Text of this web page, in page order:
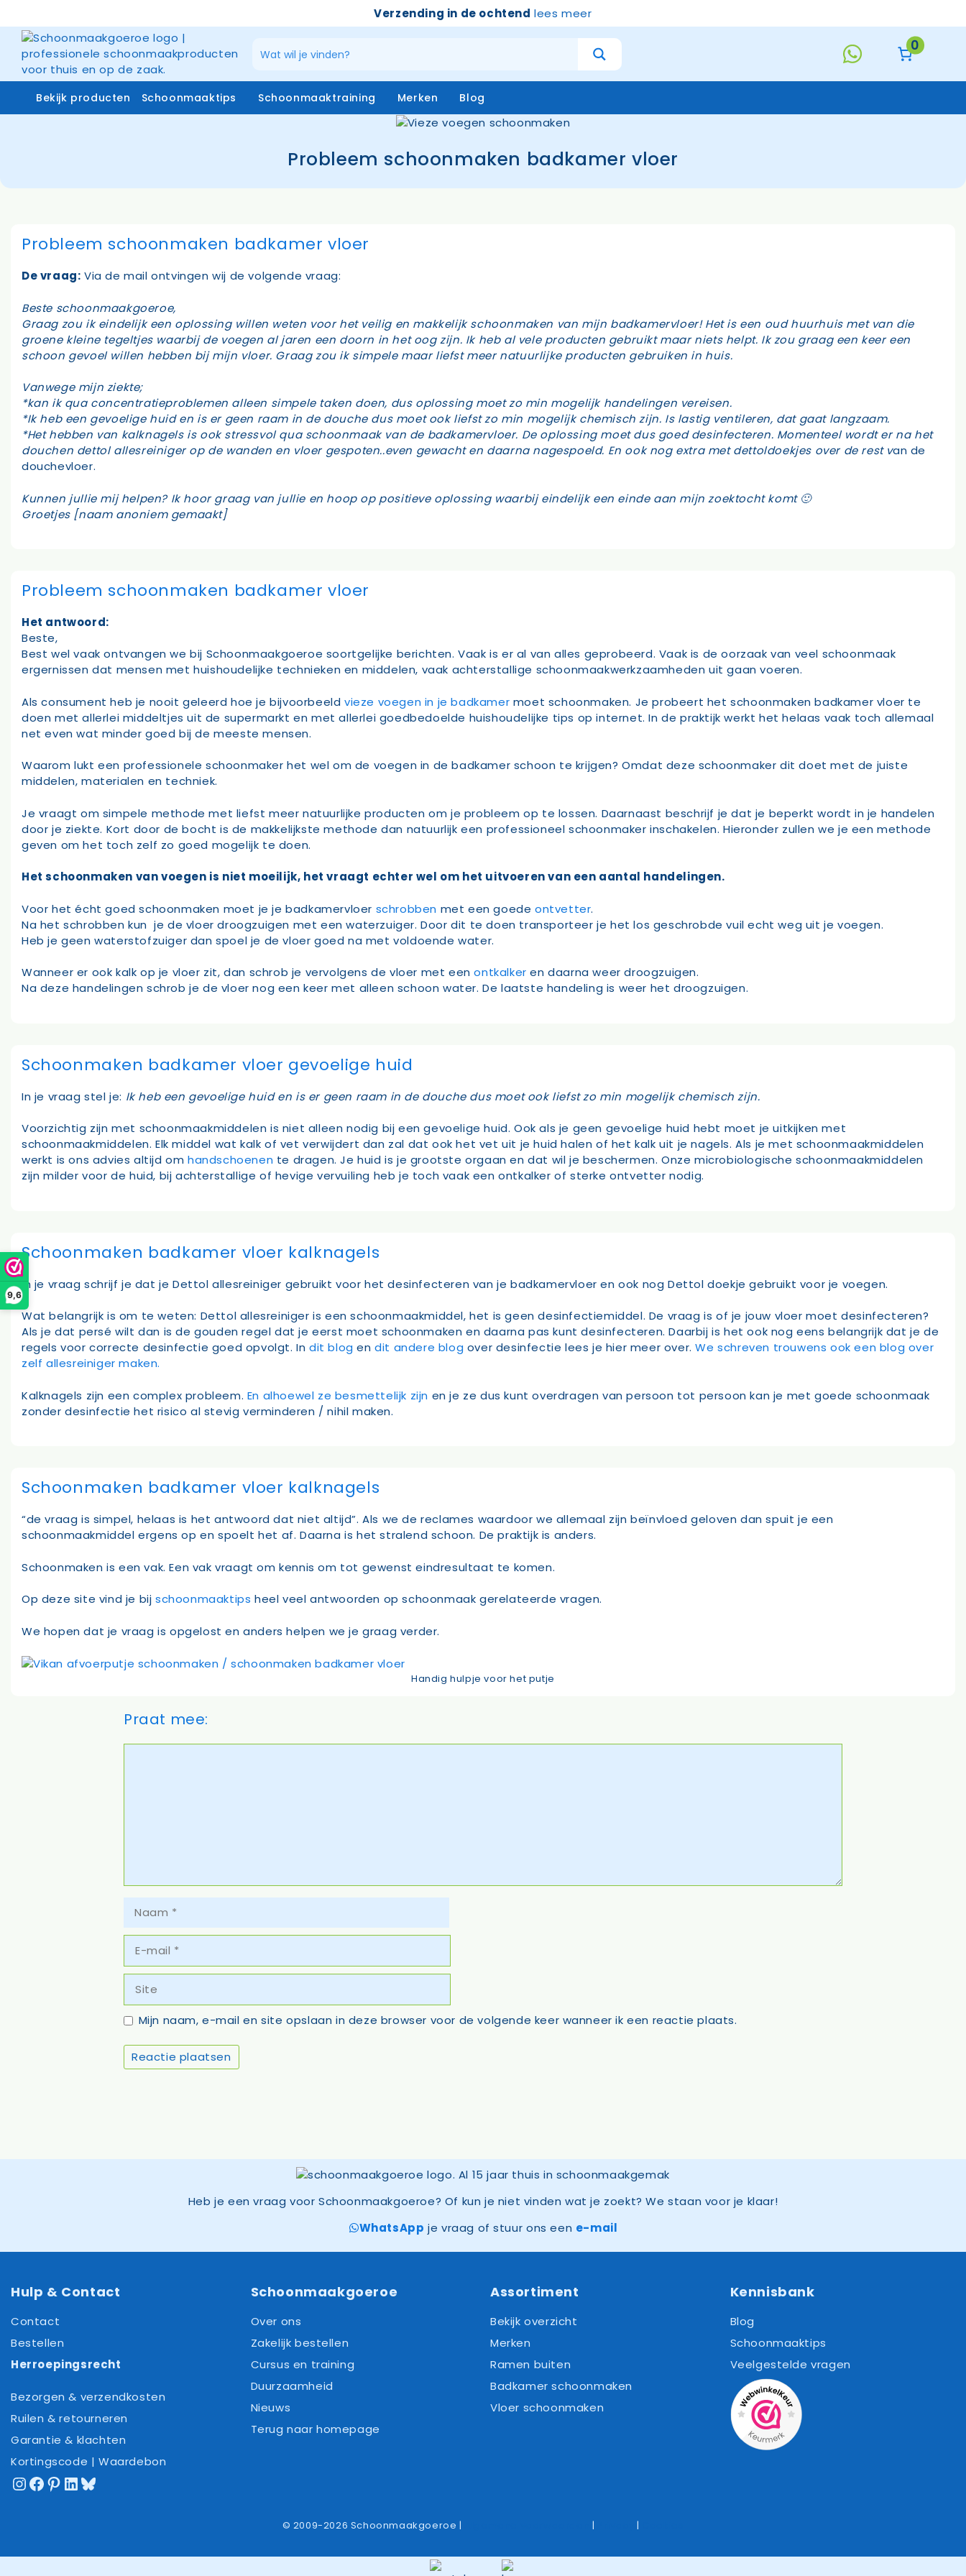
9,6
inhoud
Verzending in de ochtend lees meer
0
Bekijk producten
Miniwringer
Stofzakken
Telescoopstelen
Schoonmaaktips Schoonmaaktraining Merken Blog
Probleem schoonmaken badkamer vloer
Probleem schoonmaken badkamer vloer
De vraag: Via de mail ontvingen wij de volgende vraag:
Beste schoonmaakgoeroe,
Graag zou ik eindelijk een oplossing willen weten voor het veilig en makkelijk schoonmaken van mijn badkamervloer! Het is een oud huurhuis met van die
groene kleine tegeltjes waarbij de voegen al jaren een doorn in het oog zijn. Ik heb al vele producten gebruikt maar niets helpt. Ik zou graag een keer een
schoon gevoel willen hebben bij mijn vloer. Graag zou ik simpele maar liefst meer natuurlijke producten gebruiken in huis.
Vanwege mijn ziekte;
*kan ik qua concentratieproblemen alleen simpele taken doen, dus oplossing moet zo min mogelijk handelingen vereisen.
*Ik heb een gevoelige huid en is er geen raam in de douche dus moet ook liefst zo min mogelijk chemisch zijn. Is lastig ventileren, dat gaat langzaam.
*Het hebben van kalknagels is ook stressvol qua schoonmaak van de badkamervloer. De oplossing moet dus goed desinfecteren. Momenteel wordt er na het
douchen dettol allesreiniger op de wanden en vloer gespoten..even gewacht en daarna nagespoeld. En ook nog extra met dettoldoekjes over de rest van de
douchevloer.
Kunnen jullie mij helpen? Ik hoor graag van jullie en hoop op positieve oplossing waarbij eindelijk een einde aan mijn zoektocht komt 🙂
Groetjes [naam anoniem gemaakt]
Probleem schoonmaken badkamer vloer
Het antwoord:
Beste,
Best wel vaak ontvangen we bij Schoonmaakgoeroe soortgelijke berichten. Vaak is er al van alles geprobeerd. Vaak is de oorzaak van veel schoonmaak
ergernissen dat mensen met huishoudelijke technieken en middelen, vaak achterstallige schoonmaakwerkzaamheden uit gaan voeren.
Als consument heb je nooit geleerd hoe je bijvoorbeeldvieze voegen in je badkamer moet schoonmaken. Je probeert het schoonmaken badkamer vloer te
doen met allerlei middeltjes uit de supermarkt en met allerlei goedbedoelde huishoudelijke tips op internet. In de praktijk werkt het helaas vaak toch allemaal
net even wat minder goed bij de meeste mensen.
Waarom lukt een professionele schoonmaker het wel om de voegen in de badkamer schoon te krijgen? Omdat deze schoonmaker dit doet met de juiste
middelen, materialen en techniek.
Je vraagt om simpele methode met liefst meer natuurlijke producten om je probleem op te lossen. Daarnaast beschrijf je dat je beperkt wordt in je handelen
door je ziekte. Kort door de bocht is de makkelijkste methode dan natuurlijk een professioneel schoonmaker inschakelen. Hieronder zullen we je een methode
geven om het toch zelf zo goed mogelijk te doen.
Het schoonmaken van voegen is niet moeilijk, het vraagt echter wel om het uitvoeren van een aantal handelingen.
Voor het écht goed schoonmaken moet je je badkamervloer schrobben met een goedeontvetter.
Na het schrobben kun je de vloer droogzuigen met een waterzuiger. Door dit te doen transporteer je het los geschrobde vuil echt weg uit je voegen.
Heb je geen waterstofzuiger dan spoel je de vloer goed na met voldoende water.
Wanneer er ook kalk op je vloer zit, dan schrob je vervolgens de vloer met eenontkalker en daarna weer droogzuigen.
Na deze handelingen schrob je de vloer nog een keer met alleen schoon water. De laatste handeling is weer het droogzuigen.
Schoonmaken badkamer vloer gevoelige huid
In je vraag stel je: Ik heb een gevoelige huid en is er geen raam in de douche dus moet ook liefst zo min mogelijk chemisch zijn.
Voorzichtig zijn met schoonmaakmiddelen is niet alleen nodig bij een gevoelige huid. Ook als je geen gevoelige huid hebt moet je uitkijken met
schoonmaakmiddelen. Elk middel wat kalk of vet verwijdert dan zal dat ook het vet uit je huid halen of het kalk uit je nagels. Als je met schoonmaakmiddelen
werkt is ons advies altijd omhandschoenen te dragen. Je huid is je grootste orgaan en dat wil je beschermen. Onze microbiologische schoonmaakmiddelen
zijn milder voor de huid, bij achterstallige of hevige vervuiling heb je toch vaak een ontkalker of sterke ontvetter nodig.
Schoonmaken badkamer vloer kalknagels
In je vraag schrijf je dat je Dettol allesreiniger gebruikt voor het desinfecteren van je badkamervloer en ook nog Dettol doekje gebruikt voor je voegen.
Wat belangrijk is om te weten: Dettol allesreiniger is een schoonmaakmiddel, het is geen desinfectiemiddel. De vraag is of je jouw vloer moet desinfecteren?
Als je dat persé wilt dan is de gouden regel dat je eerst moet schoonmaken en daarna pas kunt desinfecteren. Daarbij is het ook nog eens belangrijk dat je de
regels voor correcte desinfectie goed opvolgt. Indit blog endit andere blog over desinfectie lees je hier meer over.We schreven trouwens ook een blog over
zelf allesreiniger maken.
Kalknagels zijn een complex probleem. En alhoewel ze besmettelijk zijn en je ze dus kunt overdragen van persoon tot persoon kan je met goede schoonmaak
zonder desinfectie het risico al stevig verminderen / nihil maken.
Schoonmaken badkamer vloer kalknagels
“de vraag is simpel, helaas is het antwoord dat niet altijd”. Als we de reclames waardoor we allemaal zijn beïnvloed geloven dan spuit je een
schoonmaakmiddel ergens op en spoelt het af. Daarna is het stralend schoon. De praktijk is anders.
Schoonmaken is een vak. Een vak vraagt om kennis om tot gewenst eindresultaat te komen.
Op deze site vind je bijschoonmaaktips heel veel antwoorden op schoonmaak gerelateerde vragen.
We hopen dat je vraag is opgelost en anders helpen we je graag verder.
Handig hulpje voor het putje
Praat mee:
mail
Mijn naam, e-mail en site opslaan in deze browser voor de volgende keer wanneer ik een reactie plaats.
Heb je een vraag voor Schoonmaakgoeroe? Of kun je niet vinden wat je zoekt? We staan voor je klaar!
WhatsApp je vraag of stuur ons een e-mail
Hulp & Contact
Contact
Bestellen
Herroepingsrecht
Bezorgen & verzendkosten
Ruilen & retourneren
Garantie & klachten
Kortingscode | Waardebon
Instagram
Facebook
Pinterest
LinkedIn
Bluesky
Schoonmaakgoeroe
Over ons
Zakelijk bestellen
Cursus en training
Duurzaamheid
Nieuws
Terug naar homepage
Assortiment
Bekijk overzicht
Merken
Ramen buiten
Badkamer schoonmaken
Vloer schoonmaken
Kennisbank
Blog
Schoonmaaktips
Veelgestelde vragen
© 2009-2026 Schoonmaakgoeroe | | |